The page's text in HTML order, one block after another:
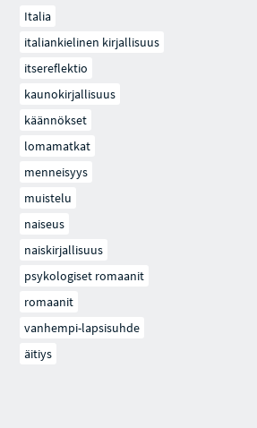
Italia
italiankielinen kirjallisuus
itsereflektio
kaunokirjallisuus
käännökset
lomamatkat
menneisyys
muistelu
naiseus
naiskirjallisuus
psykologiset romaanit
romaanit
vanhempi-lapsisuhde
äitiys